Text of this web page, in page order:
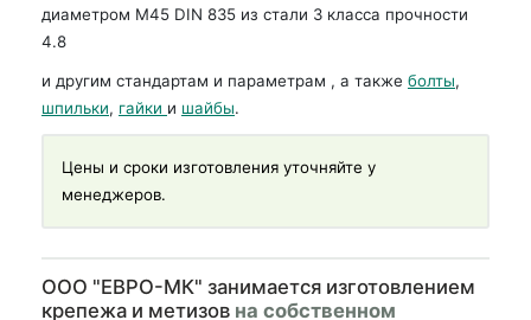
диаметром М45 DIN 835 из стали 3 класса прочности
4.8
и другим стандартам и параметрам , а также болты,
шпильки, гайки и шайбы.
Цены и сроки изготовления уточняйте у
менеджеров.
OOO "ЕВРО-МК" занимается изготовлением
крепежа и метизов на собственном